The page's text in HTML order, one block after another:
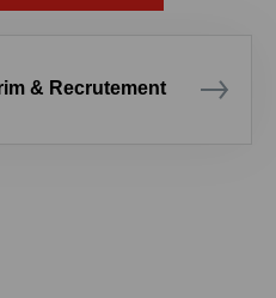
& Recrutement